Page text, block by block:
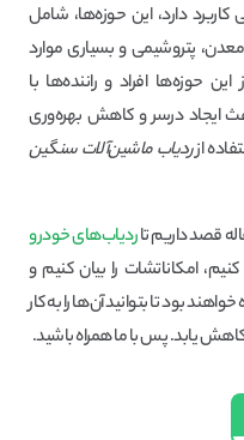
دارد، این حوزه‌ها، شامل
پتروشیمی و بسیاری موارد
حوزه‌ها افراد و راننده‌ها با
ایجاد درسر و کاهش بهره‌وری
ازردیاب ماشین‌آلات سنگین
قصد داریم تاردیاب‌های خودرو
امکاناتشات را بیان کنیم و
بود تا بتوانید آن‌ها را به کار
یابد. پس با ما همراه باشید.